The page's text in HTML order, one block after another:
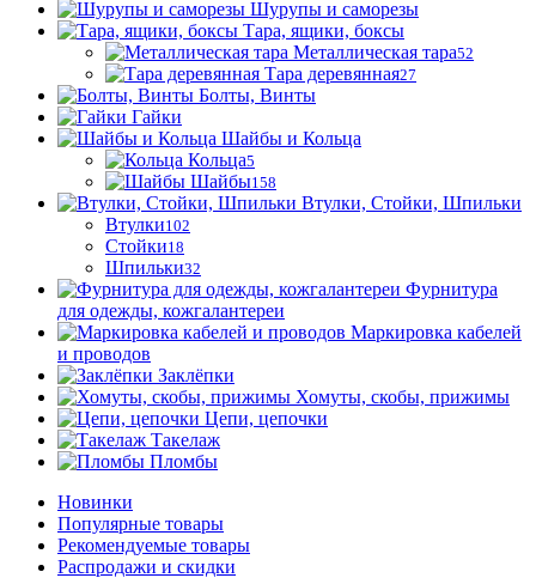
Шурупы и саморезы
Тара, ящики, боксы
Металлическая тара52
Тара деревянная27
Болты, Винты
Гайки
Шайбы и Кольца
Кольца5
Шайбы158
Втулки, Стойки, Шпильки
Втулки102
Стойки18
Шпильки32
Фурнитура
для одежды, кожгалантереи
Маркировка кабелей
и проводов
Заклёпки
Хомуты, скобы, прижимы
Цепи, цепочки
Такелаж
Пломбы
Новинки
Популярные товары
Рекомендуемые товары
Распродажи и скидки